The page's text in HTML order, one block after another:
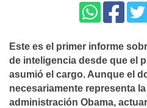
Este es el primer informe
de inteligencia desde que el
asumió el cargo. Aunque el
necesariamente representa
administración Obama,